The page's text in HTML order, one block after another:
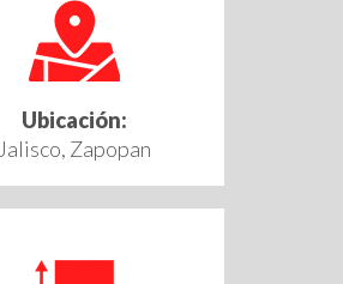
Ubicación:
Jalisco, Zapopan